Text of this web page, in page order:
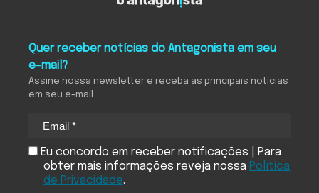
Quer receber notícias do Antagonista em seu
e-mail?
Assine nossa newsletter e receba as principais notícias
em seu e-mail
Eu concordo em receber notificações | Para
obter mais informações reveja nossa Política
de Privacidade.